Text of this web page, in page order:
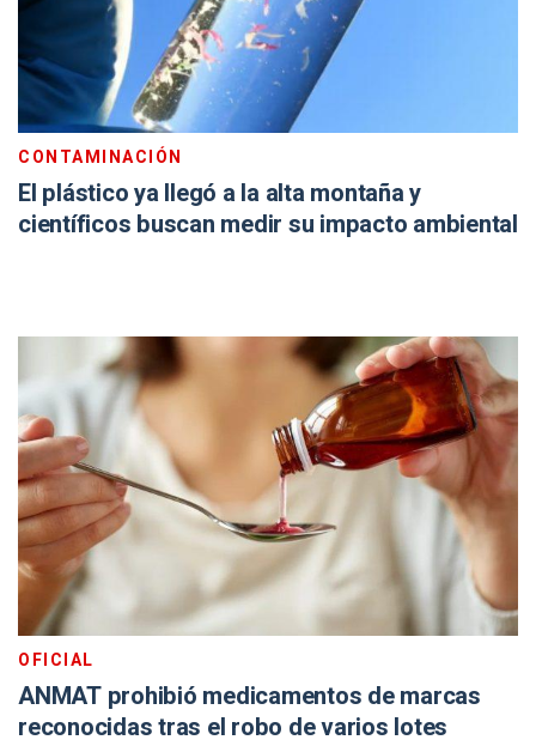
CONTAMINACIÓN
El plástico ya llegó a la alta montaña y
científicos buscan medir su impacto ambiental
OFICIAL
ANMAT prohibió medicamentos de marcas
reconocidas tras el robo de varios lotes